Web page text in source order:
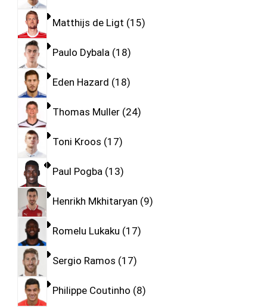
Matthijs de Ligt 15
Paulo Dybala 18
Eden Hazard 18
Thomas Muller 24
Toni Kroos 17
Paul Pogba 13
Henrikh Mkhitaryan 9
Romelu Lukaku 17
Sergio Ramos 17
Philippe Coutinho 8